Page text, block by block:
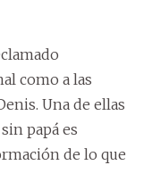
como a las
Una de ellas
papá es
de lo que